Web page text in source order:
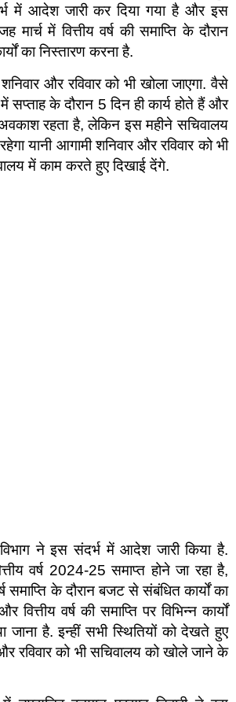
में आदेश जारी कर दिया गया है और इस
में वित्तीय वर्ष की समाप्ति के दौरान
का निस्तारण करना है.
और रविवार को भी खोला जाएगा. वैसे
सप्ताह के दौरान 5 दिन ही कार्य होते हैं और
रहता है, लेकिन इस महीने सचिवालय
यानी आगामी शनिवार और रविवार को भी
में काम करते हुए दिखाई देंगे.
ने इस संदर्भ में आदेश जारी किया है.
वर्ष 2024-25 समाप्त होने जा रहा है,
समाप्ति के दौरान बजट से संबंधित कार्यों का
वित्तीय वर्ष की समाप्ति पर विभिन्न कार्यों
जाना है. इन्हीं सभी स्थितियों को देखते हुए
और रविवार को भी सचिवालय को खोले जाने के